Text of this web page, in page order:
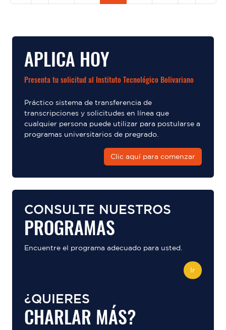
APLICA HOY
Presenta tu solicitud al Instituto Tecnológico Bolivariano
Práctico sistema de transferencia de
transcripciones y solicitudes en línea que
cualquier persona puede utilizar para postularse a
programas universitarios de pregrado.
Clic aquí para comenzar
CONSULTE NUESTROS
PROGRAMAS
Encuentre el programa adecuado para usted.
Ir
¿QUIERES
CHARLAR MÁS?